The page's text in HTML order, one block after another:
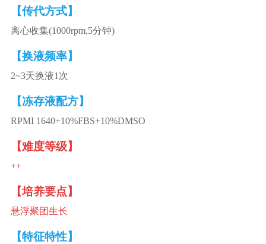
【传代方式】
离心收集(1000rpm,5分钟)
【换液频率】
2~3天换液1次
【冻存液配方】
RPMI 1640+10%FBS+10%DMSO
【难度等级】
++
【培养要点】
悬浮聚团生长
【特征特性】